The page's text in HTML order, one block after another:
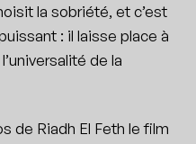
la sobriété, et c’est
: il laisse place à
de la
de Riadh El Feth le film